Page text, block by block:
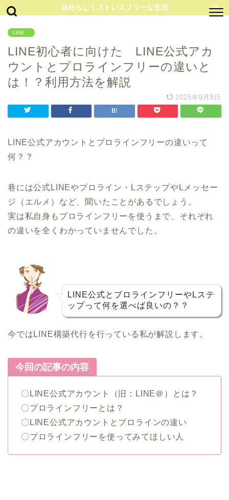
自分らしくストレスフリーな生活
LINE
LINE初心者に向けた LINE公式アカ
ウントとプロラインフリーの違いと
は！？利用方法を解説
2025年9月8日
LINE公式アカウントとプロラインフリーの違いって
何？？
巷には公式LINEやプロライン・LステップやLメッセー
ジ（エルメ）など、聞いたことがあるでしょう。
実は私自身もプロラインフリーを使うまで、それぞれ
の違いを全くわかっていませんでした。
LINE公式とプロラインフリーやLステ
ップって何を選べば良いの？？
今ではLINE構築代行を行っている私が解説します。
今回の記事の内容
〇LINE公式アカウント（旧：LINE＠）とは？
〇プロラインフリーとは？
〇LINE公式アカウントとプロラインの違い
〇プロラインフリーを使ってみてほしい人